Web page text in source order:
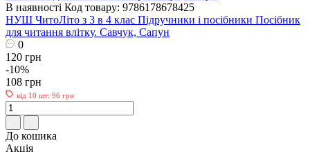
В наявності Код товару: 9786178678425
НУШ ЧитоЛіто з 3 в 4 клас Пiдручники i посiбники Посібник
для читання влітку. Савчук, Сапун
0
120 грн
-10%
108 грн
від 10 шт: 96 грн
До кошика
Акція